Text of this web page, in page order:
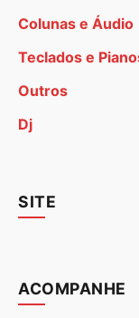
Colunas e Áudio
Teclados e
Outros
Dj
SITE
ACOMPANHE